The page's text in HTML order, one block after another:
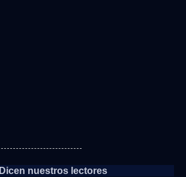
Dicen nuestros lectores